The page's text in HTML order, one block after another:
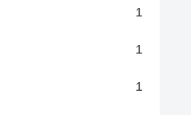
1
1
1